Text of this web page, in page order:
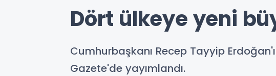
Dört ülkeye yeni
Cumhurbaşkanı Recep Tayyip
Gazete'de yayımlandı.